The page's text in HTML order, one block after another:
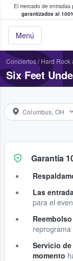
El mercado de
garantizados al
Menú
y venta de
Conciertos/ Hard Rock
Six Feet
Columbus, OH
Garantía
Las
para el
reprograma
Servicio
momento